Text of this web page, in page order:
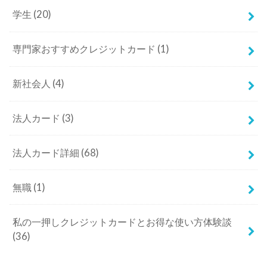
学生 (20)
専門家おすすめクレジットカード (1)
新社会人 (4)
法人カード (3)
法人カード詳細 (68)
無職 (1)
私の一押しクレジットカードとお得な使い方体験談
(36)